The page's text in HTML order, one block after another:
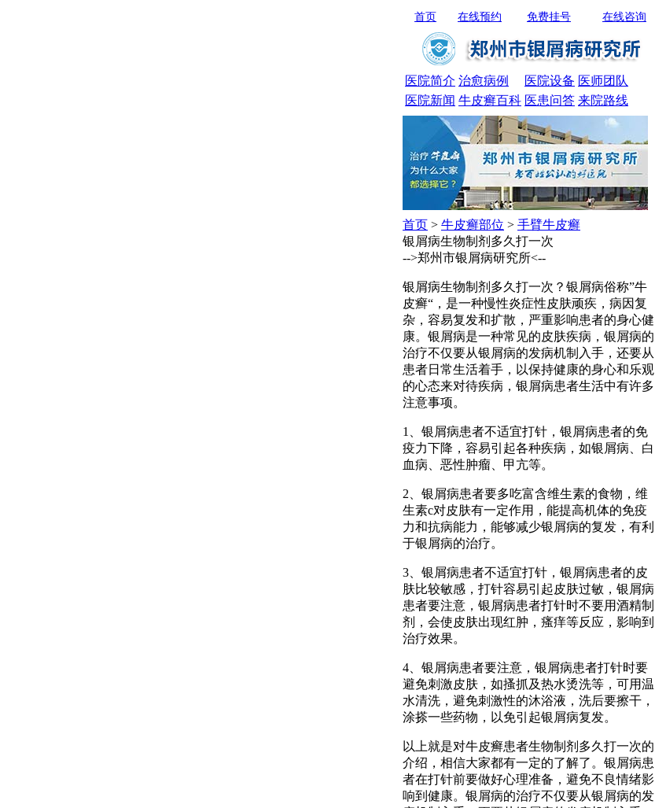
首页 在线咨询
免费挂号
在线预约
医院简介 治愈病例 医院设备 医师团队
医院新闻 牛皮癣百科 医患问答 来院路线
首页 > 牛皮癣部位 > 手臂牛皮癣
银屑病生物制剂多久打一次
-->郑州市银屑病研究所<--
银屑病生物制剂多久打一次？银屑病俗称”牛
皮癣“，是一种慢性炎症性皮肤顽疾，病因复
杂，容易复发和扩散，严重影响患者的身心健
康。银屑病是一种常见的皮肤疾病，银屑病的
治疗不仅要从银屑病的发病机制入手，还要从
患者日常生活着手，以保持健康的身心和乐观
的心态来对待疾病，银屑病患者生活中有许多
注意事项。
1、银屑病患者不适宜打针，银屑病患者的免
疫力下降，容易引起各种疾病，如银屑病、白
血病、恶性肿瘤、甲亢等。
2、银屑病患者要多吃富含维生素的食物，维
生素c对皮肤有一定作用，能提高机体的免疫
力和抗病能力，能够减少银屑病的复发，有利
于银屑病的治疗。
3、银屑病患者不适宜打针，银屑病患者的皮
肤比较敏感，打针容易引起皮肤过敏，银屑病
患者要注意，银屑病患者打针时不要用酒精制
剂，会使皮肤出现红肿，瘙痒等反应，影响到
治疗效果。
4、银屑病患者要注意，银屑病患者打针时要
避免刺激皮肤，如搔抓及热水烫洗等，可用温
水清洗，避免刺激性的沐浴液，洗后要擦干，
涂搽一些药物，以免引起银屑病复发。
以上就是对牛皮癣患者生物制剂多久打一次的
介绍，相信大家都有一定的了解了。银屑病患
者在打针前要做好心理准备，避免不良情绪影
响到健康。银屑病的治疗不仅要从银屑病的发